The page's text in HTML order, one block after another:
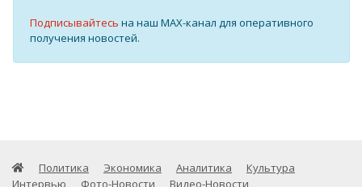
Подписывайтесь на наш MAX-канал для оперативного
получения новостей.
Политика Экономика Аналитика
Культура
Интервью
Фото-Новости
Видео-Новости